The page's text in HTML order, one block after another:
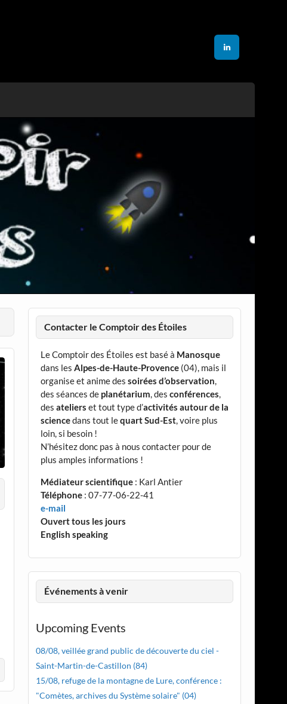
Contacter le Comptoir des Étoiles
Le Comptoir des Étoiles est basé à Manosque
dans les Alpes-de-Haute-Provence(04), mais il
organise et anime des soirées d’observation,
des séances de planétarium, des conférences,
des ateliers et tout type d’activités autour de la
sciencedans tout lequart Sud-Est, voire plus
loin, si besoin !
N’hésitez donc pas à nous contacter pour de
plus amples informations !
Médiateur scientifique: Karl Antier
Téléphone: 07-77-06-22-41
e-mail
Ouvert tous les jours
English speaking
Événements à venir
Upcoming Events
08/08, veillée grand public de découverte du ciel -
Saint-Martin-de-Castillon (84)
15/08, refuge de la montagne de Lure, conférence :
"Comètes, archives du Système solaire" (04)